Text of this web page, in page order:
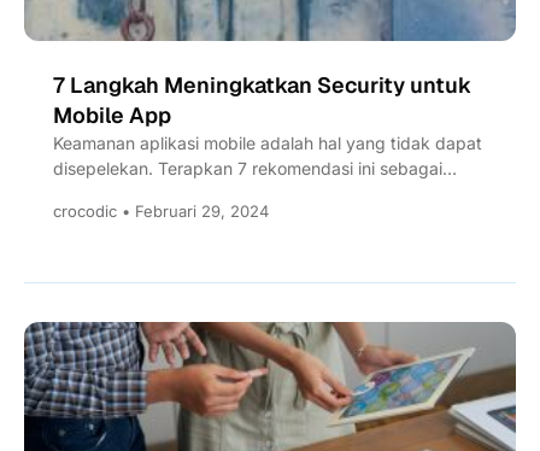
7 Langkah Meningkatkan Security untuk
Mobile App
Keamanan aplikasi mobile adalah hal yang tidak dapat
disepelekan. Terapkan 7 rekomendasi ini sebagai
crocodic • Februari 29, 2024